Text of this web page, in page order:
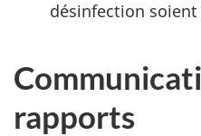
désinfection
rapports